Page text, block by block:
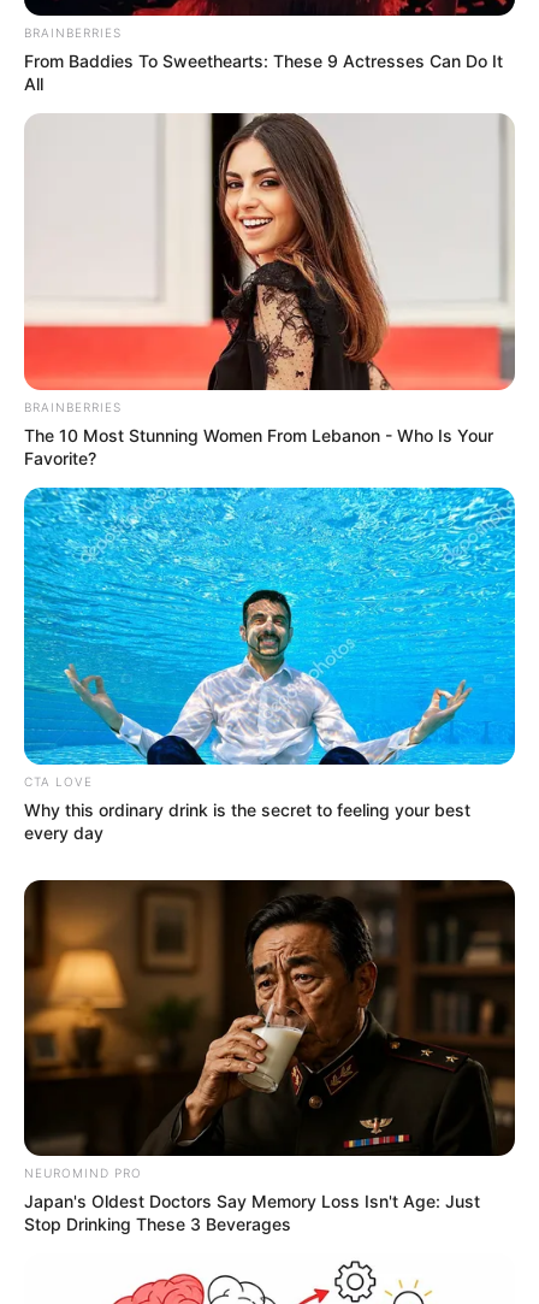
BRAINBERRIES
From Baddies To Sweethearts: These 9 Actresses Can Do It
All
BRAINBERRIES
The 10 Most Stunning Women From Lebanon - Who Is Your
Favorite?
CTA LOVE
Why this ordinary drink is the secret to feeling your best
every day
NEUROMIND PRO
Japan's Oldest Doctors Say Memory Loss Isn't Age: Just
Stop Drinking These 3 Beverages